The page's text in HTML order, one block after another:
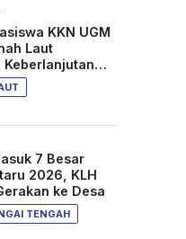
KKN UGM
Laut
Keberlanjutan
7 Besar
2026, KLH
ke Desa
TENGAH